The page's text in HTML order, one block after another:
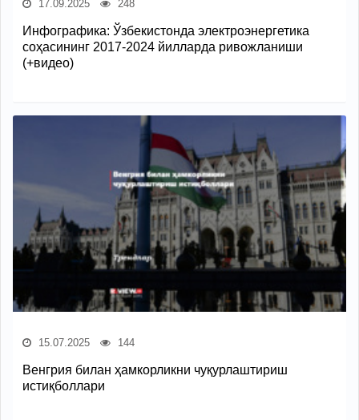
17.09.2025 248
Инфографика: Ўзбекистонда электроэнергетика
соҳасининг 2017-2024 йилларда ривожланиши
(+видео)
15.07.2025 144
Венгрия билан ҳамкорликни чуқурлаштириш
истиқболлари